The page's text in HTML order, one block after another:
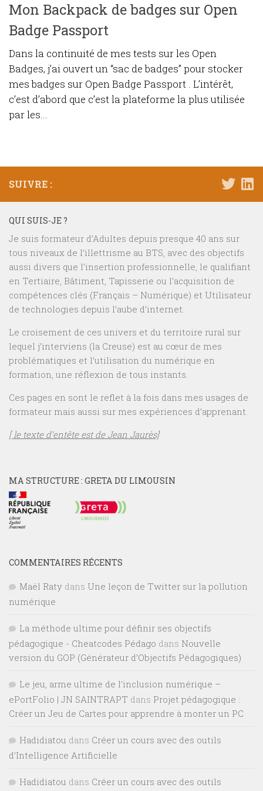
Mon Backpack de badges sur Open
Badge Passport
Dans la continuité de mes tests sur les Open
Badges, j’ai ouvert un “sac de badges” pour stocker
mes badges sur Open Badge Passport . L’intérêt,
c’est d’abord que c’est la plateforme la plus utilisée
par les...
SUIVRE :
QUI SUIS-JE ?
Je suis formateur d’Adultes depuis presque 40 ans sur
tous niveaux de l’illettrisme au BTS, avec des objectifs
aussi divers que l’insertion professionnelle, le qualifiant
en Tertiaire, Bâtiment, Tapisserie ou l’acquisition de
compétences clés (Français – Numérique) et Utilisateur
de technologies depuis l’aube d’internet.
Le croisement de ces univers et du territoire rural sur
lequel j’interviens (la Creuse) est au cœur de mes
problématiques et l’utilisation du numérique en
formation, une réflexion de tous instants.
Ces pages en sont le reflet à la fois dans mes usages de
formateur mais aussi sur mes expériences d’apprenant.
[ le texte d’entête est de Jean Jaurès]
MA STRUCTURE : GRETA DU LIMOUSIN
COMMENTAIRES RÉCENTS
Maël Raty dans Une leçon de Twitter sur la pollution
numérique
La méthode ultime pour définir ses objectifs
pédagogique - Cheatcodes Pédago dans Nouvelle
version du GOP (Générateur d’Objectifs Pédagogiques)
Le jeu, arme ultime de l’inclusion numérique –
ePortFolio | JN SAINTRAPT dans Projet pédagogique :
Créer un Jeu de Cartes pour apprendre à monter un PC
Hadidiatou dans Créer un cours avec des outils
d’Intelligence Artificielle
Hadidiatou dans Créer un cours avec des outils